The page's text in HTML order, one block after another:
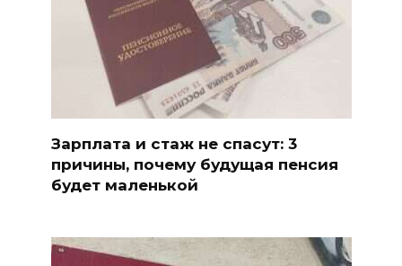
Зарплата и стаж не спасут: 3
причины, почему будущая пенсия
будет маленькой